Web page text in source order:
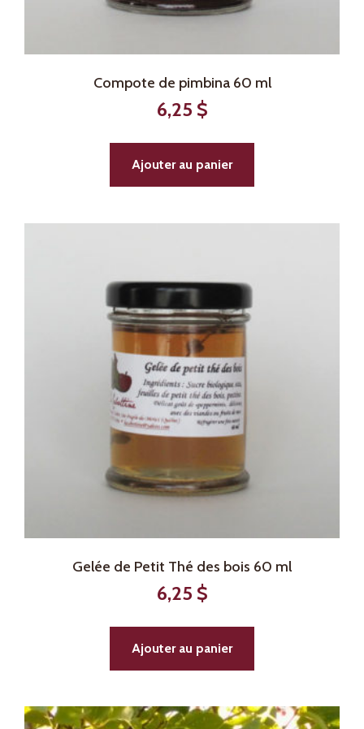
Compote de pimbina 60 ml
6,25 $
Ajouter au panier
Gelée de Petit Thé des bois 60 ml
6,25 $
Ajouter au panier